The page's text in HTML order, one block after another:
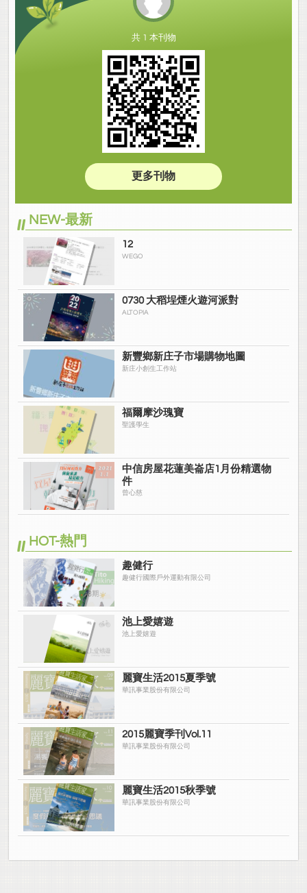
共 1 本刊物
更多刊物
NEW-最新
12
WEGO
0730 大稻埕煙火遊河派對
ALTOPIA
新豐鄉新庄子市場購物地圖
新庄小創生工作站
福爾摩沙瑰寶
聖護學生
中信房屋花蓮美崙店1月份精選物
件
曾心慈
HOT-熱門
趣健行
趣健行國際戶外運動有限公司
池上愛嬉遊
池上愛嬉遊
麗寶生活2015夏季號
華訊事業股份有限公司
2015麗寶季刊Vol.11
華訊事業股份有限公司
麗寶生活2015秋季號
華訊事業股份有限公司